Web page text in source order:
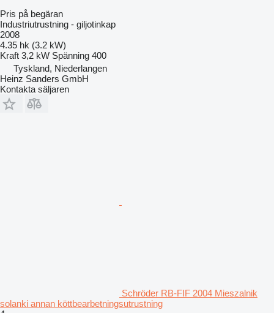
Pris på begäran
Industriutrustning - giljotinkap
2008
4.35 hk (3.2 kW)
Kraft 3,2 kW Spänning 400
Tyskland, Niederlangen
Heinz Sanders GmbH
Kontakta säljaren
Schröder RB-FIF 2004 Mieszalnik
solanki annan köttbearbetningsutrustning